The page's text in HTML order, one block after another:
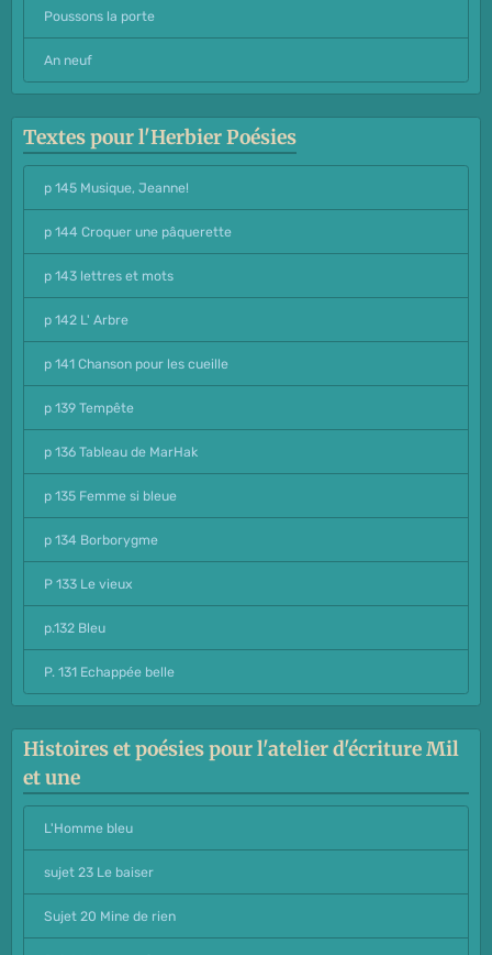
Poussons la porte
An neuf
Textes pour l'Herbier Poésies
p 145 Musique, Jeanne!
p 144 Croquer une pâquerette
p 143 lettres et mots
p 142 L' Arbre
p 141 Chanson pour les cueille
p 139 Tempête
p 136 Tableau de MarHak
p 135 Femme si bleue
p 134 Borborygme
P 133 Le vieux
p.132 Bleu
P. 131 Echappée belle
Histoires et poésies pour l'atelier d'écriture Mil
et une
L'Homme bleu
sujet 23 Le baiser
Sujet 20 Mine de rien